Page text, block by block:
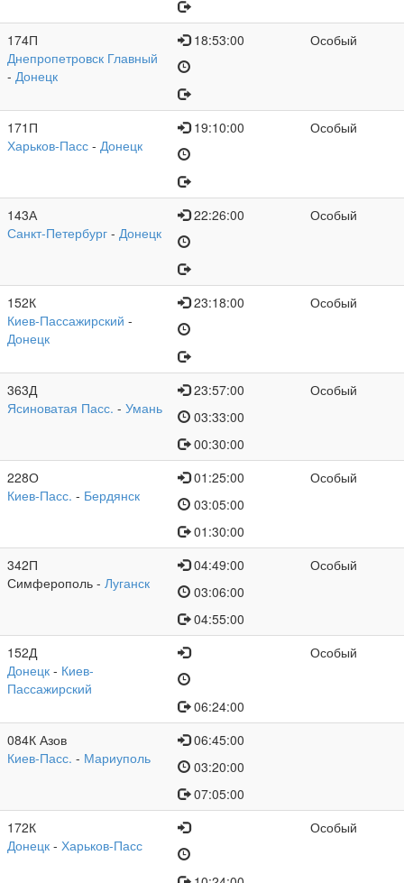
174П
Днепропетровск Главный
- Донецк
18:53:00 Особый
171П
Харьков-Пасс - Донецк
19:10:00 Особый
143А
Санкт-Петербург - Донецк
22:26:00 Особый
152К
Киев-Пассажирский -
Донецк
23:18:00 Особый
363Д
Ясиноватая Пасс. - Умань
23:57:00
03:33:00
00:30:00
Особый
228О
Киев-Пасс. - Бердянск
01:25:00
03:05:00
01:30:00
Особый
342П
Симферополь - Луганск
04:49:00
03:06:00
04:55:00
Особый
152Д
Донецк - Киев-
Пассажирский
06:24:00
Особый
084К Азов
Киев-Пасс. - Мариуполь
06:45:00
03:20:00
07:05:00
172К
Донецк - Харьков-Пасс
Особый